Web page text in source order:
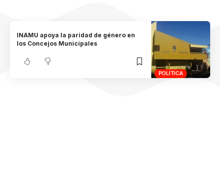
POLÍTICA
INAMU apoya la paridad de género en
los Concejos Municipales